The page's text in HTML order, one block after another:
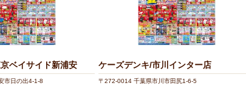
ベイサイド新浦安
市日の出4-1-8
ケーズデンキ/市川インター店
〒272-0014 千葉県市川市田尻1-6-5